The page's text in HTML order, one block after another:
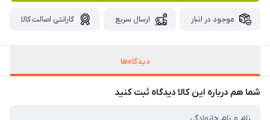
موجود در انبار ارسال سریع گارانتی اصالت کالا
دیدگاه‌ها
شما هم درباره این کالا دیدگاه ثبت کنید